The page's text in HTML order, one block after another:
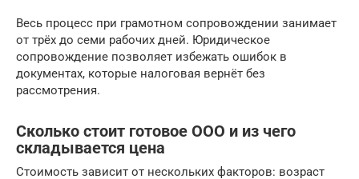
Весь процесс при грамотном сопровождении занимает
от трёх до семи рабочих дней. Юридическое
сопровождение позволяет избежать ошибок в
документах, которые налоговая вернёт без
рассмотрения.
Сколько стоит готовое ООО и из чего
складывается цена
Стоимость зависит от нескольких факторов: возраст